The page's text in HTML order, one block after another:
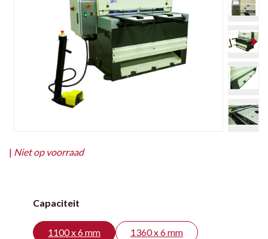
| Niet op voorraad
Capaciteit
1100 x 6 mm
1360 x 6 mm